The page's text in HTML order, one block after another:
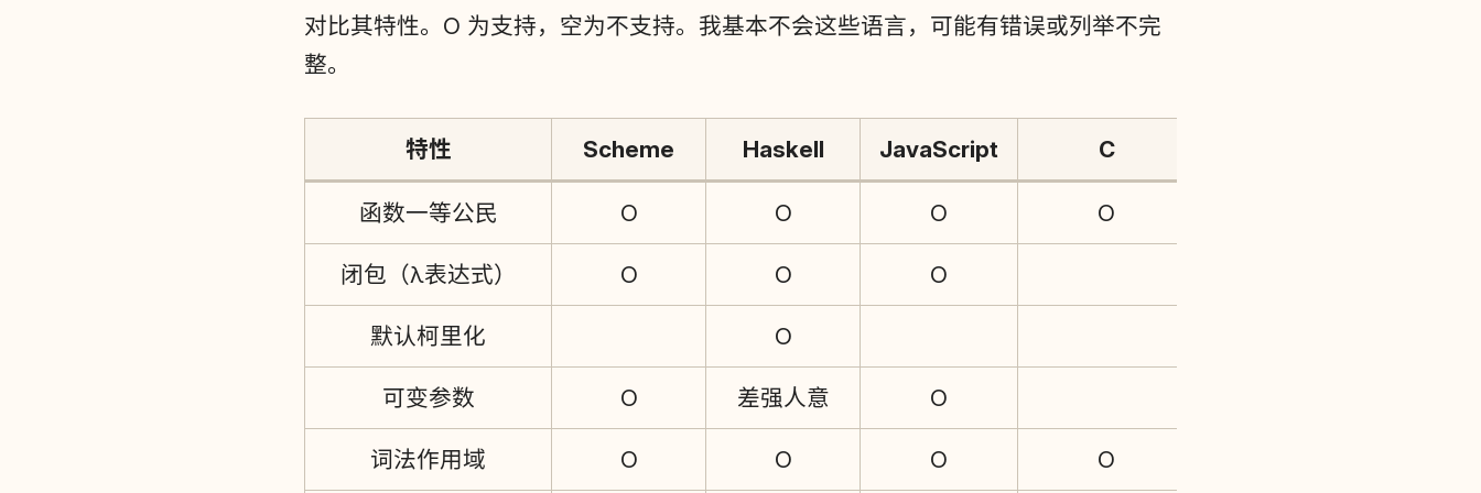
对比其特性。O 为支持，空为不支持。我基本不会这些语言，可能有错误或列举不完
整。
特性 Scheme Haskell JavaScript C
函数一等公民 O O O O
闭包（λ表达式） O O O
默认柯里化 O
可变参数 O 差强人意 O
词法作用域 O O O O